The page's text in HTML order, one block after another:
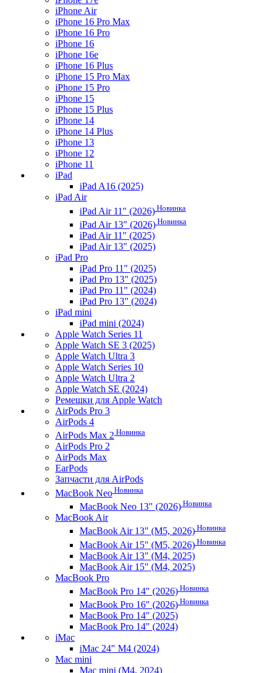
iPhone Air
iPhone 16 Pro Max
iPhone 16 Pro
iPhone 16
iPhone 16e
iPhone 16 Plus
iPhone 15 Pro Max
iPhone 15 Pro
iPhone 15
iPhone 15 Plus
iPhone 14
iPhone 14 Plus
iPhone 13
iPhone 12
iPhone 11
iPad
iPad A16 (2025)
iPad Air
iPad Air 11" (2026) Новинка
iPad Air 13" (2026) Новинка
iPad Air 11" (2025)
iPad Air 13" (2025)
iPad Pro
iPad Pro 11" (2025)
iPad Pro 13" (2025)
iPad Pro 11" (2024)
iPad Pro 13" (2024)
iPad mini
iPad mini (2024)
Apple Watch Series 11
Apple Watch SE 3 (2025)
Apple Watch Ultra 3
Apple Watch Series 10
Apple Watch Ultra 2
Apple Watch SE (2024)
Ремешки для Apple Watch
AirPods Pro 3
AirPods 4
AirPods Max 2 Новинка
AirPods Pro 2
AirPods Max
EarPods
Запчасти для AirPods
MacBook Neo Новинка
MacBook Neo 13" (2026) Новинка
MacBook Air
MacBook Air 13" (M5, 2026) Новинка
MacBook Air 15" (M5, 2026) Новинка
MacBook Air 13" (M4, 2025)
MacBook Air 15" (M4, 2025)
MacBook Pro
MacBook Pro 14" (2026) Новинка
MacBook Pro 16" (2026) Новинка
MacBook Pro 14" (2025)
MacBook Pro 14" (2024)
iMac
iMac 24" M4 (2024)
Mac mini
Mac mini (M4, 2024)